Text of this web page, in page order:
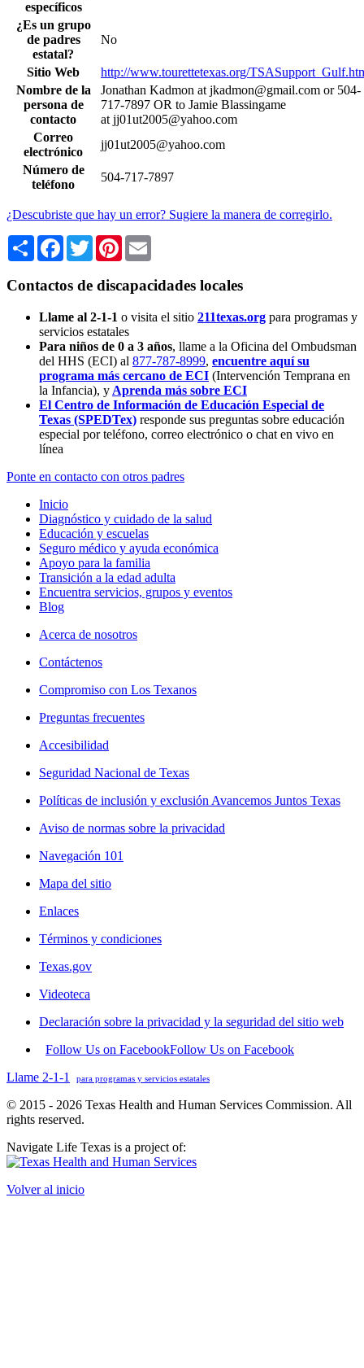
específicos
¿Es un grupo
de padres
estatal?
No
Sitio Web
http://www.tourettetexas.org/
Nombre de la
persona de
contacto
Jonathan Kadmon at jkadmon@gmail.com or 504-
717-7897 OR to Jamie Blassingame
at jj01ut2005@yahoo.com
Correo
electrónico
jj01ut2005@yahoo.com
Número de
teléfono
504-717-7897
¿Descubriste que hay un error? Sugiere la manera de corregirlo.
Share Facebook
TwitterPinterest
Contactos de discapacidades locales
Llame al 2-1-1 o visita el sitio 211texas.org para programas y
servicios estatales
Para niños de 0 a 3 años, llame a la Oficina del Ombudsman
del HHS (ECI) al 877-787-8999, encuentre aquí su
programa más cercano de ECI (Intervención Temprana en
la Infancia), y Aprenda más sobre ECI
El Centro de Información de Educación Especial de
Texas (SPEDTex) responde sus preguntas sobre educación
especial por teléfono, correo electrónico o chat en vivo en
línea
Ponte en contacto con otros padres
Inicio
Diagnóstico y cuidado de la salud
Educación y escuelas
Seguro médico y ayuda económica
Apoyo para la familia
Transición a la edad adulta
Encuentra servicios, grupos y eventos
Blog
Acerca de nosotros
Contáctenos
Compromiso con Los Texanos
Preguntas frecuentes
Accesibilidad
Seguridad Nacional de Texas
Políticas de inclusión y exclusión Avancemos Juntos Texas
Aviso de normas sobre la privacidad
Navegación 101
Mapa del sitio
Enlaces
Términos y condiciones
Texas.gov
Videoteca
Declaración sobre la privacidad y la seguridad del sitio web
Follow Us on FacebookFollow Us on Facebook
Llame 2-1-1
para programas y servicios estatales
© 2015 - 2026 Texas Health and Human Services Commission. All
rights reserved.
Navigate Life Texas is a project of:
Volver al inicio